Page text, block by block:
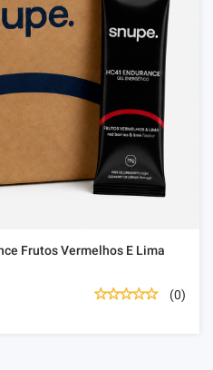
Frutos Vermelhos E Lima
(0)